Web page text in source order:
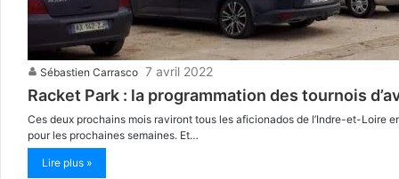
Sébastien Carrasco 7 avril 2022
Racket Park : la programmation des tournois
Ces deux prochains mois raviront tous les aficionados de l’Indre-et-Loire
pour les prochaines semaines. Et…
Lire plus »